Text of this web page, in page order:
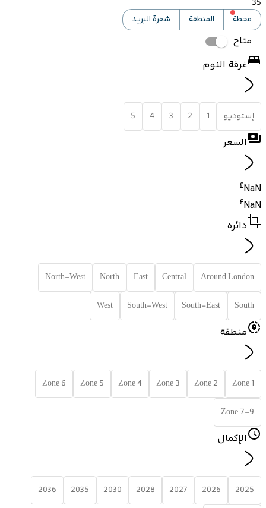
35
محطة
المنطقة شفرة البريد
متاح
غرفة النوم
إستوديو 1
2
3
4
5
السعر
NaN
£
NaN
£
دائره
Around London
Central
East
North
North-West
South
South-East
South-West
West
منطقة
Zone 1
Zone 2
Zone 3
Zone 4
Zone 5
Zone 6
Zone 7-9
الإكمال
2025
2026
2027
2028
2030
2035
2036